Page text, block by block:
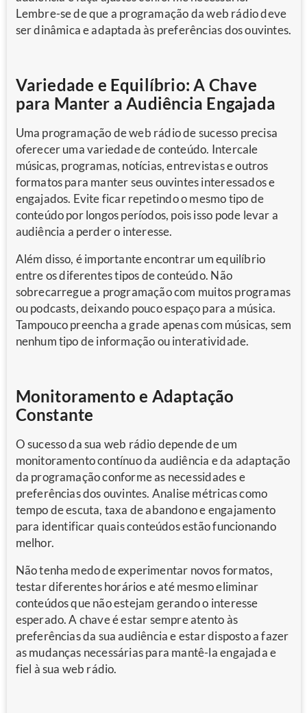
Lembre-se de que a programação da web rádio deve
ser dinâmica e adaptada às preferências dos ouvintes.
Variedade e Equilíbrio: A Chave
para Manter a Audiência Engajada
Uma programação de web rádio de sucesso precisa
oferecer uma variedade de conteúdo. Intercale
músicas, programas, notícias, entrevistas e outros
formatos para manter seus ouvintes interessados e
engajados. Evite ficar repetindo o mesmo tipo de
conteúdo por longos períodos, pois isso pode levar a
audiência a perder o interesse.
Além disso, é importante encontrar um equilíbrio
entre os diferentes tipos de conteúdo. Não
sobrecarregue a programação com muitos programas
ou podcasts, deixando pouco espaço para a música.
Tampouco preencha a grade apenas com músicas, sem
nenhum tipo de informação ou interatividade.
Monitoramento e Adaptação
Constante
O sucesso da sua web rádio depende de um
monitoramento contínuo da audiência e da adaptação
da programação conforme as necessidades e
preferências dos ouvintes. Analise métricas como
tempo de escuta, taxa de abandono e engajamento
para identificar quais conteúdos estão funcionando
melhor.
Não tenha medo de experimentar novos formatos,
testar diferentes horários e até mesmo eliminar
conteúdos que não estejam gerando o interesse
esperado. A chave é estar sempre atento às
preferências da sua audiência e estar disposto a fazer
as mudanças necessárias para mantê-la engajada e
fiel à sua web rádio.